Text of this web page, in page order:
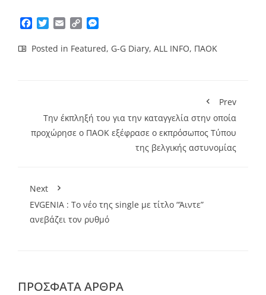
Facebook
TwitterEmailCopy
Posted in Featured, G-G Diary, ALL INFO, ΠΑΟΚ
Prev
Την έκπληξή του για την καταγγελία στην οποία
προχώρησε ο ΠΑΟΚ εξέφρασε ο εκπρόσωπος Τύπου
της βελγικής αστυνομίας
Next
EVGENIA : Το νέο της single με τίτλο “Άιντε”
ανεβάζει τον ρυθμό
ΠΡΌΣΦΑΤΑ ΆΡΘΡΑ